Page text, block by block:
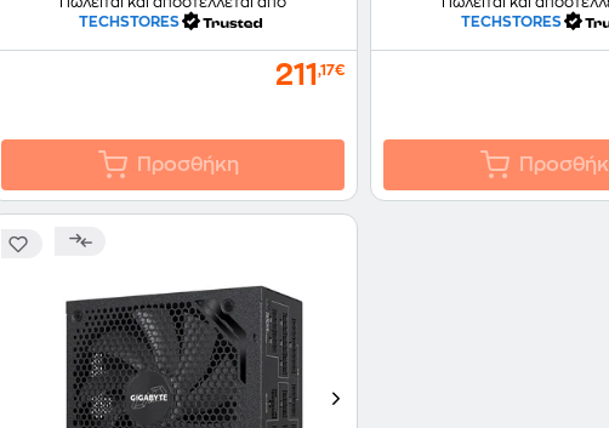
TECHSTORES
211,17€
Προσθήκη
TECHSTORES